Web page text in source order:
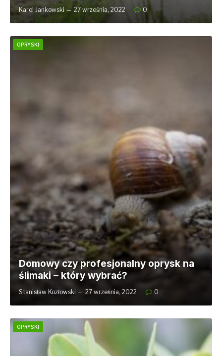
Karol Jankowski 27 września, 2022 0
OPRYSKI
Domowy czy profesjonalny oprysk na
ślimaki – który wybrać?
Stanisław Kozłowski 27 września, 2022 0
OPRYSKI